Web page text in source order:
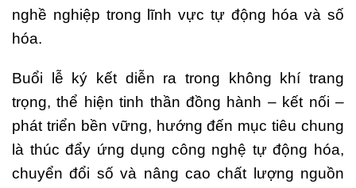
nghề nghiệp trong lĩnh vực tự động hóa và số
hóa.
Buổi lễ ký kết diễn ra trong không khí trang
trọng, thể hiện tinh thần đồng hành – kết nối –
phát triển bền vững, hướng đến mục tiêu chung
là thúc đẩy ứng dụng công nghệ tự động hóa,
chuyển đổi số và nâng cao chất lượng nguồn